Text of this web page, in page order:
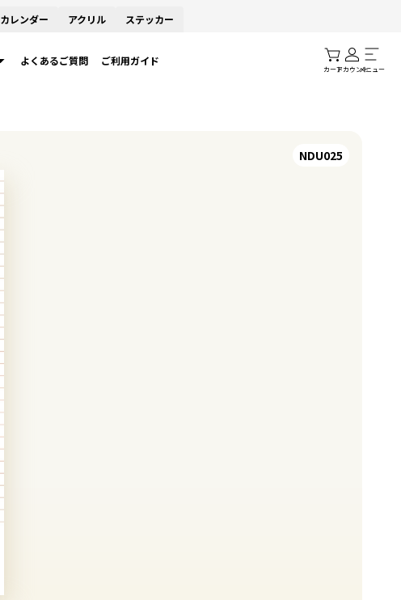
カレンダー アクリル ステッカー
よくあるご質問 ご利用ガイド
カートアカウントメニュー
NDU025